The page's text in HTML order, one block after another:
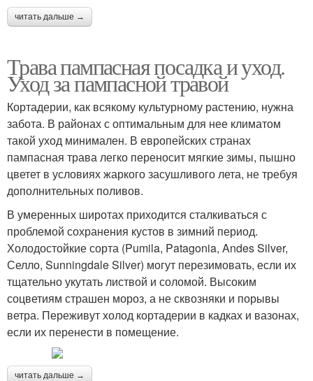
читать дальше →
Трава пампасная посадка и уход.
Уход за пампасной травой
Кортадерии, как всякому культурному растению, нужна
забота. В районах с оптимальным для нее климатом
такой уход минимален. В европейских странах
пампасная трава легко переносит мягкие зимы, пышно
цветет в условиях жаркого засушливого лета, не требуя
дополнительных поливов.
В умеренных широтах приходится сталкиваться с
проблемой сохранения кустов в зимний период.
Холодостойкие сорта (Pumila, Patagonia, Andes Silver,
Селло, Sunningdale Silver) могут перезимовать, если их
тщательно укутать листвой и соломой. Высоким
соцветиям страшен мороз, а не сквозняки и порывы
ветра. Переживут холод кортадерии в кадках и вазонах,
если их перенести в помещение.
читать дальше →